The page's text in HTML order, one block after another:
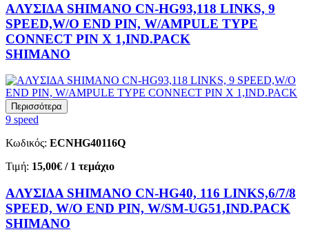
ΑΛΥΣΙΔΑ SHIMANO CN-HG93,118 LINKS, 9
SPEED,W/O END PIN, W/AMPULE TYPE
CONNECT PIN X 1,IND.PACK
SHIMANO
Περισσότερα
9 speed
Κωδικός: ECNHG40116Q
Τιμή: 15,00€ / 1 τεμάχιο
ΑΛΥΣΙΔΑ SHIMANO CN-HG40, 116 LINKS,6/7/8
SPEED, W/O END PIN, W/SM-UG51,IND.PACK
SHIMANO